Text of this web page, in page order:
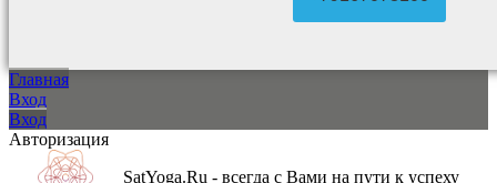
Главная
Вход
Вход
Авторизация
SatYoga.Ru - всегда с Вами на пути к успеху